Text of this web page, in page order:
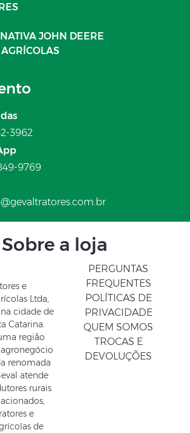
JOHN DEERE
3962
9769
Sobre a loja
e
Ltda,
cidade de
Catarina.
região
renomada
atende
rurais
e
de
PERGUNTAS
FREQUENTES
POLÍTICAS DE
PRIVACIDADE
QUEM SOMOS
TROCAS E
DEVOLUÇÕES